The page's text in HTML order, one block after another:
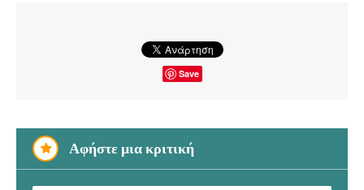
Save
Αφήστε μια κριτική